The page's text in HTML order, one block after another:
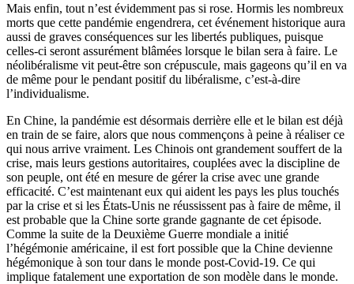
Mais enfin, tout n’est évidemment pas si rose. Hormis les nombreux
morts que cette pandémie engendrera, cet événement historique aura
aussi de graves conséquences sur les libertés publiques, puisque
celles-ci seront assurément blâmées lorsque le bilan sera à faire. Le
néolibéralisme vit peut-être son crépuscule, mais gageons qu’il en va
de même pour le pendant positif du libéralisme, c’est-à-dire
l’individualisme.
En Chine, la pandémie est désormais derrière elle et le bilan est déjà
en train de se faire, alors que nous commençons à peine à réaliser ce
qui nous arrive vraiment. Les Chinois ont grandement souffert de la
crise, mais leurs gestions autoritaires, couplées avec la discipline de
son peuple, ont été en mesure de gérer la crise avec une grande
efficacité. C’est maintenant eux qui aident les pays les plus touchés
par la crise et si les États-Unis ne réussissent pas à faire de même, il
est probable que la Chine sorte grande gagnante de cet épisode.
Comme la suite de la Deuxième Guerre mondiale a initié
l’hégémonie américaine, il est fort possible que la Chine devienne
hégémonique à son tour dans le monde post-Covid-19. Ce qui
implique fatalement une exportation de son modèle dans le monde.